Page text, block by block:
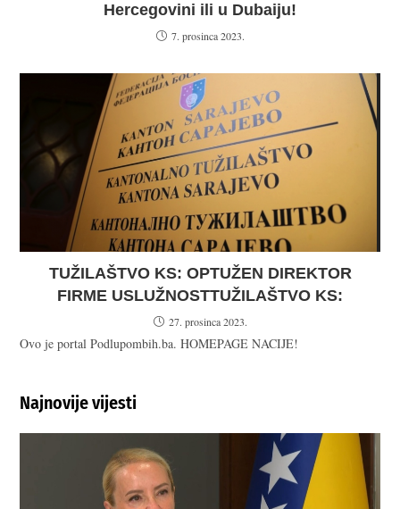
Hercegovini ili u Dubaiju!
7. prosinca 2023.
TUŽILAŠTVO KS: OPTUŽEN DIREKTOR
FIRME USLUŽNOSTTUŽILAŠTVO KS:
27. prosinca 2023.
Ovo je portal Podlupombih.ba. HOMEPAGE NACIJE!
Najnovije vijesti